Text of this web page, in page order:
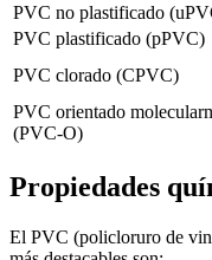
PVC no plastificado
PVC plastificado (pPVC)
PVC clorado (CPVC)
PVC orientado
(PVC-O)
Propiedades
El PVC (policloruro de